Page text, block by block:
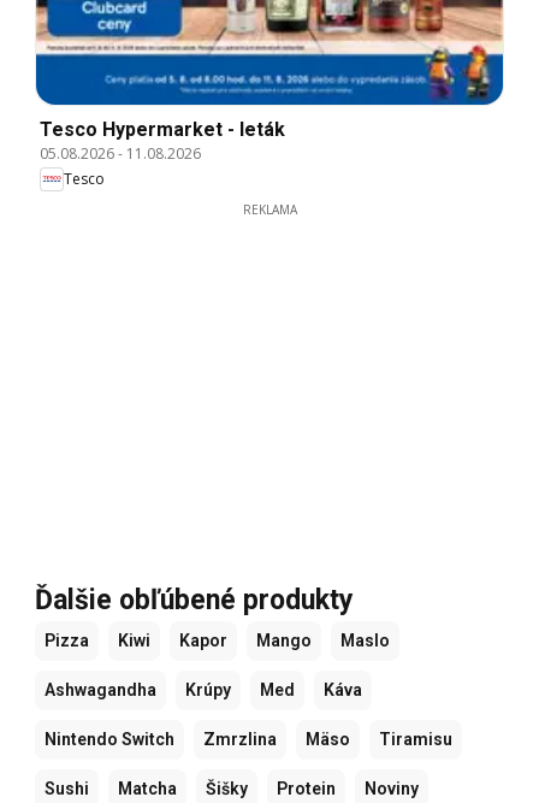
Tesco Hypermarket - leták
05.08.2026- 11.08.2026
Tesco
REKLAMA
Ďalšie obľúbené produkty
Pizza Kiwi Kapor Mango Maslo
Ashwagandha Krúpy Med Káva
Nintendo Switch Zmrzlina Mäso Tiramisu
Sushi Matcha Šišky Protein Noviny